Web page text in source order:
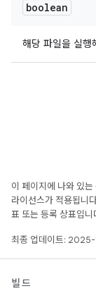
boolean
해당 파일을 실
이 페이지에 나와 있
라이선스가 적용됩
표 또는 등록 상표입니
최종 업데이트:
빌드